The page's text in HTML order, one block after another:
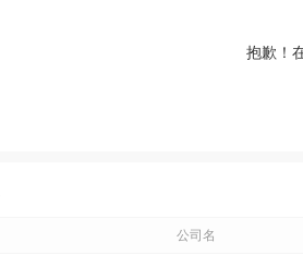
抱歉！
公司名